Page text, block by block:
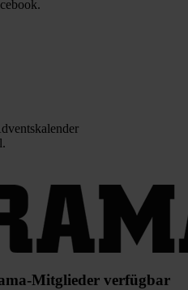
Mitglieder verfügbar